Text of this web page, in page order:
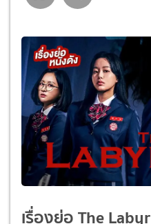
เรื่องย่อ The